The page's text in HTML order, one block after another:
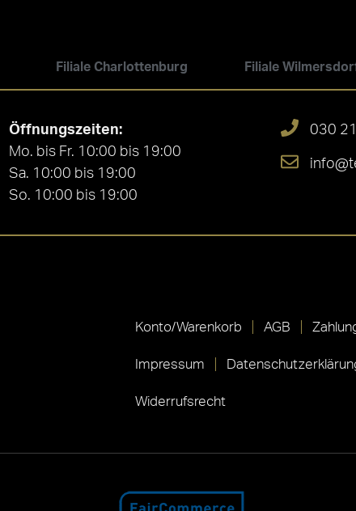
Filiale Charlottenburg Filiale
Öffnungszeiten:
Mo. bis Fr. 10:00 bis 19:00
Sa. 10:00 bis 19:00
So. 10:00 bis 19:00
030
Konto/Warenkorb AGB
Impressum
Widerrufsrecht